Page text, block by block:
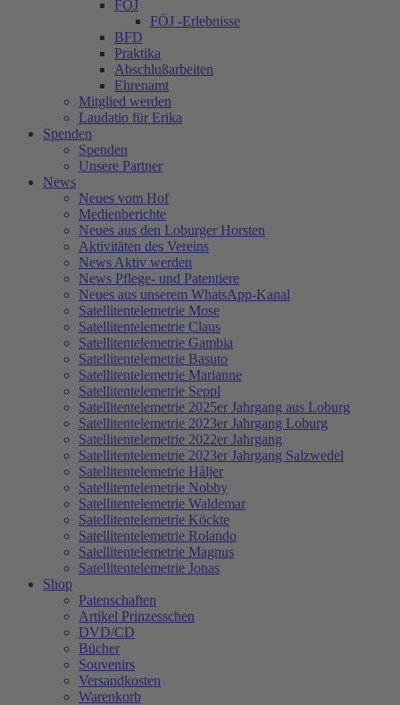
FÖJ
FÖJ -Erlebnisse
BFD
Praktika
Abschlußarbeiten
Ehrenamt
Mitglied werden
Laudatio für Erika
Spenden
Spenden
Unsere Partner
News
Neues vom Hof
Medienberichte
Neues aus den Loburger Horsten
Aktivitäten des Vereins
News Aktiv werden
News Pflege- und Patentiere
Neues aus unserem WhatsApp-Kanal
Satellitentelemetrie Mose
Satellitentelemetrie Claus
Satellitentelemetrie Gambia
Satellitentelemetrie Basuto
Satellitentelemetrie Marianne
Satellitentelemetrie Seppl
Satellitentelemetrie 2025er Jahrgang aus Loburg
Satellitentelemetrie 2023er Jahrgang Loburg
Satellitentelemetrie 2022er Jahrgang
Satellitentelemetrie 2023er Jahrgang Salzwedel
Satellitentelemetrie Håljer
Satellitentelemetrie Nobby
Satellitentelemetrie Waldemar
Satellitentelemetrie Köckte
Satellitentelemetrie Rolando
Satellitentelemetrie Magnus
Satellitentelemetrie Jonas
Shop
Patenschaften
Artikel Prinzesschen
DVD/CD
Bücher
Souvenirs
Versandkosten
Warenkorb